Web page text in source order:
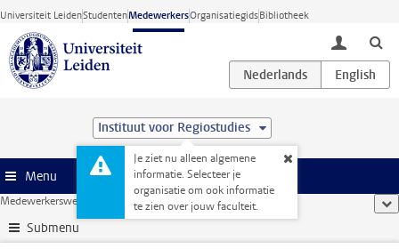
Ga direct naar de inhoud
Universiteit LeidenStudentenMedewerkersOrganisatiegidsBibliotheek
toggle
Instituut voor Regiostudies
Je ziet nu alleen algemene
informatie. Selecteer je
organisatie om ook informatie
te zien over jouw faculteit.
Menu
Medewerkerswebsite Introductiebijeenkomst
Submenu